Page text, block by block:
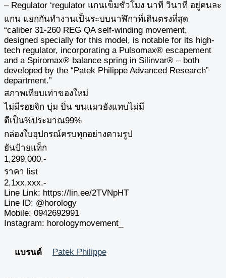
– Regulator ‘regulator แกนเข็มชั่วโมง นาที วินาที อยู่คนละ
แกน แยกกันทำงานเป็นระบบนาฬิกาที่เดินตรงที่สุด
“caliber 31-260 REG QA self-winding movement,
designed specially for this model, is notable for its high-
tech regulator, incorporating a Pulsomax® escapement
and a Spiromax® balance spring in Silinvar® – both
developed by the “Patek Philippe Advanced Research”
department.”
สภาพเทียบเท่าของใหม่
ไม่มีรอยจิก บุ่ม บิ่น ขนแมวยังแทบไม่มี
ตีเป็น%ประมาณ99%
กล่องใบอุปกรณ์ครบทุกอย่างตามรูป
ยันป้ายแท็ก
1,299,000.-
ราคา list
2,1xx,xxx.-
Line Link: ‪https://lin.ee/2TVNpHT‬
Line ID: @horology
Mobile: ‪0942692991‬
Instagram: horologymovement_
แบรนด์ Patek Philippe